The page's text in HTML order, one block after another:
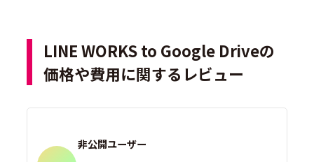
LINE WORKS to Google Driveの
価格や費用に関するレビュー
非公開ユーザー